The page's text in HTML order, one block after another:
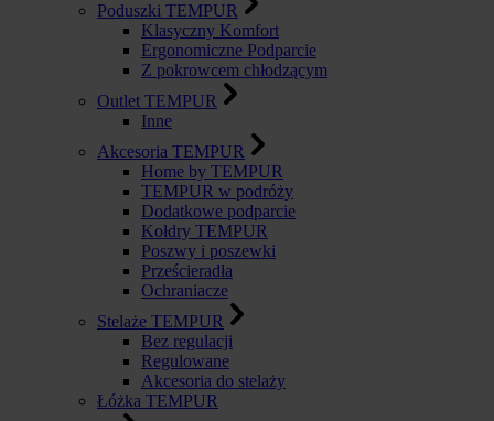
Poduszki TEMPUR
Klasyczny Komfort
Ergonomiczne Podparcie
Z pokrowcem chłodzącym
Outlet TEMPUR
Inne
Akcesoria TEMPUR
Home by TEMPUR
TEMPUR w podróży
Dodatkowe podparcie
Kołdry TEMPUR
Poszwy i poszewki
Prześcieradła
Ochraniacze
Stelaże TEMPUR
Bez regulacji
Regulowane
Akcesoria do stelaży
Łóżka TEMPUR